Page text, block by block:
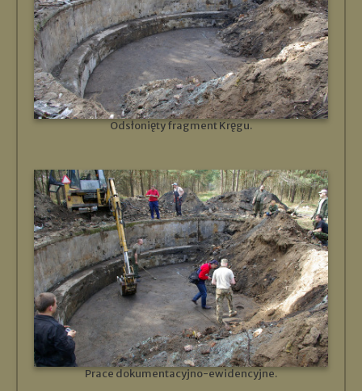
Odsłonięty fragment Kręgu.
Prace dokumentacyjno-ewidencyjne.